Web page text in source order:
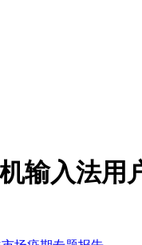
输入法用